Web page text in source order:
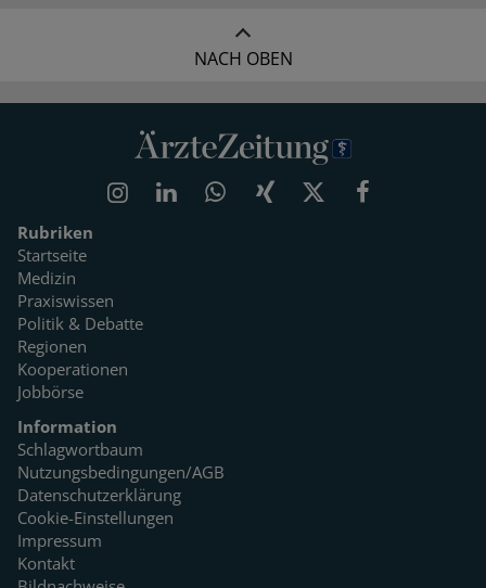
NACH OBEN
Rubriken
Startseite
Medizin
Praxiswissen
Politik & Debatte
Regionen
Kooperationen
Jobbörse
Information
Schlagwortbaum
Nutzungsbedingungen/AGB
Datenschutzerklärung
Cookie-Einstellungen
Impressum
Kontakt